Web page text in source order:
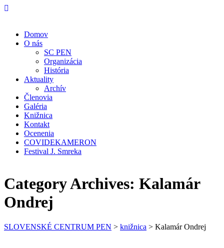
Domov
O nás
SC PEN
Organizácia
História
Aktuality
Archív
Členovia
Galéria
Knižnica
Kontakt
Ocenenia
COVIDEKAMERON
Festival J. Smreka
Category Archives: Kalamár
Ondrej
SLOVENSKÉ CENTRUM PEN > knižnica > Kalamár Ondrej